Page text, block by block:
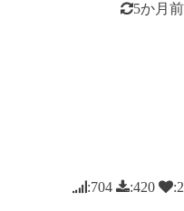
5か月前
:704
:420
:2